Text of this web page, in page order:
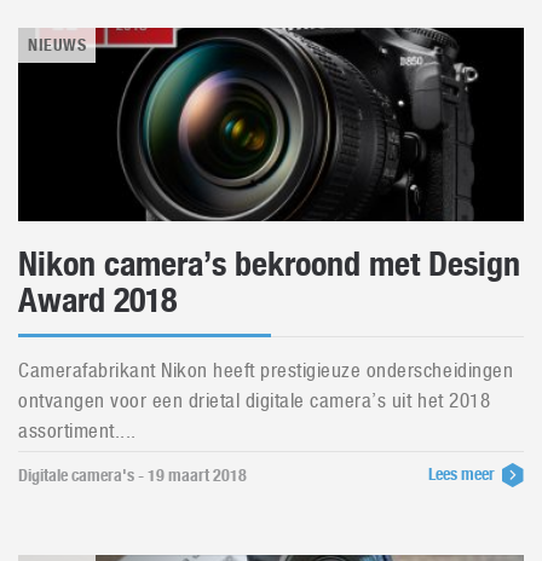
NIEUWS
Nikon camera’s bekroond met Design
Award 2018
Camerafabrikant Nikon heeft prestigieuze onderscheidingen
ontvangen voor een drietal digitale camera’s uit het 2018
assortiment....
Digitale camera's - 19 maart 2018 Lees meer